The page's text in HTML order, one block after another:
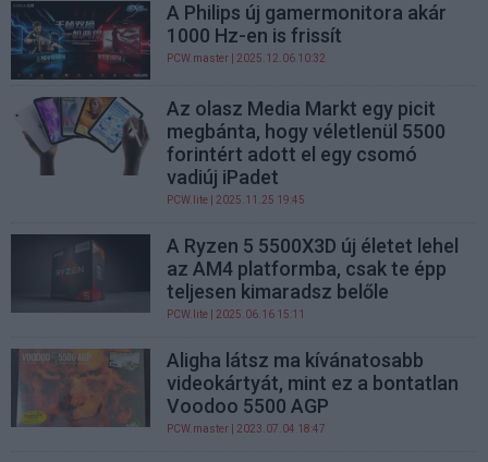
A Philips új gamermonitora akár
1000 Hz-en is frissít
PCW.master | 2025.12.06 10:32
Az olasz Media Markt egy picit
megbánta, hogy véletlenül 5500
forintért adott el egy csomó
vadiúj iPadet
PCW.lite | 2025.11.25 19:45
A Ryzen 5 5500X3D új életet lehel
az AM4 platformba, csak te épp
teljesen kimaradsz belőle
PCW.lite | 2025.06.16 15:11
Aligha látsz ma kívánatosabb
videokártyát, mint ez a bontatlan
Voodoo 5500 AGP
PCW.master | 2023.07.04 18:47